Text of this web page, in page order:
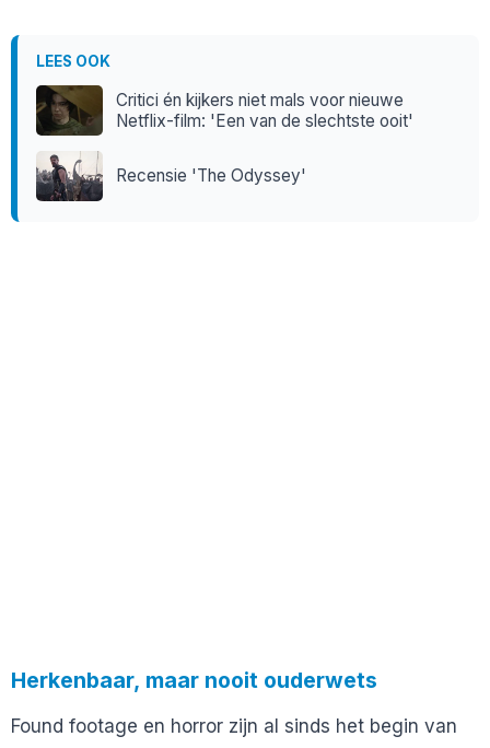
LEES OOK
Critici én kijkers niet mals voor nieuwe
Netflix-film: 'Een van de slechtste ooit'
Recensie 'The Odyssey'
Herkenbaar, maar nooit ouderwets
Found footage en horror zijn al sinds het begin van